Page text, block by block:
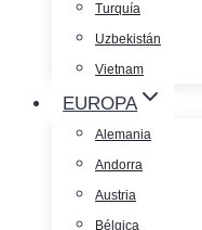
Turquía
Uzbekistán
Vietnam
EUROPA
Alemania
Andorra
Austria
Bélgica